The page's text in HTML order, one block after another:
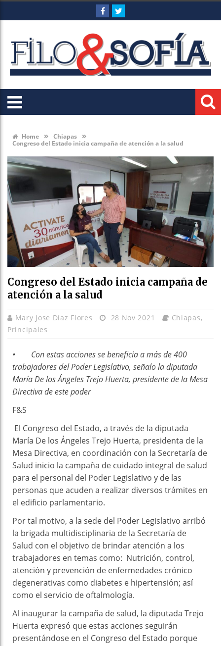
Home » Chiapas »
Congreso del Estado inicia campaña de atención a la salud
Congreso del Estado inicia campaña de
atención a la salud
Mary Jose Díaz Flores 28 Nov 2021 Chiapas,
Principales
• Con estas acciones se beneficia a más de 400
trabajadores del Poder Legislativo, señalo la diputada
María De los Ángeles Trejo Huerta, presidente de la Mesa
Directiva de este poder
F&S
El Congreso del Estado, a través de la diputada
María De los Ángeles Trejo Huerta, presidenta de la
Mesa Directiva, en coordinación con la Secretaría de
Salud inicio la campaña de cuidado integral de salud
para el personal del Poder Legislativo y de las
personas que acuden a realizar diversos trámites en
el edificio parlamentario.
Por tal motivo, a la sede del Poder Legislativo arribó
la brigada multidisciplinaria de la Secretaría de
Salud con el objetivo de brindar atención a los
trabajadores en temas como: Nutrición, control,
atención y prevención de enfermedades crónico
degenerativas como diabetes e hipertensión; así
como el servicio de oftalmología.
Al inaugurar la campaña de salud, la diputada Trejo
Huerta expresó que estas acciones seguirán
presentándose en el Congreso del Estado porque